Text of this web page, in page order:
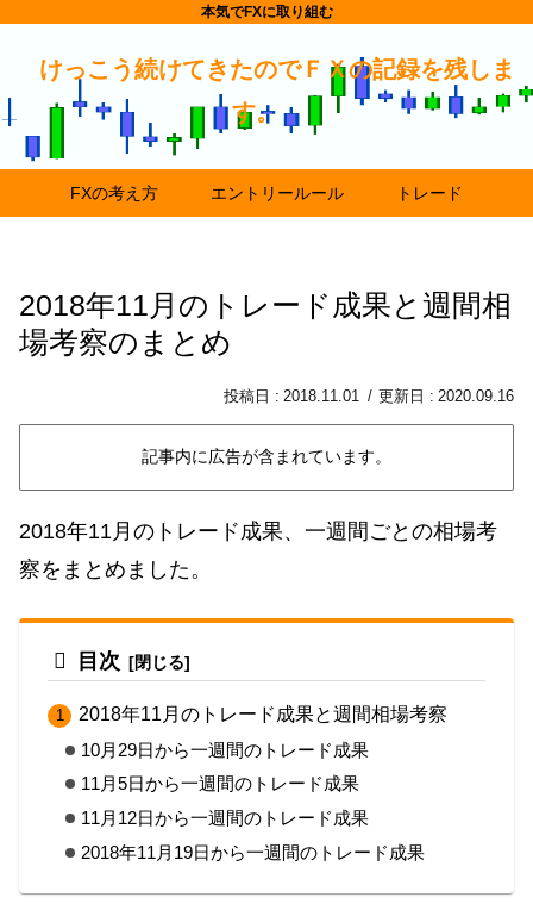
本気でFXに取り組む
けっこう続けてきたのでＦＸの記録を残しま
す。
FXの考え方 エントリールール トレード
2018年11月のトレード成果と週間相
場考察のまとめ
2018.11.01 2020.09.16
記事内に広告が含まれています。
2018年11月のトレード成果、一週間ごとの相場考
察をまとめました。
目次
2018年11月のトレード成果と週間相場考察
10月29日から一週間のトレード成果
11月5日から一週間のトレード成果
11月12日から一週間のトレード成果
2018年11月19日から一週間のトレード成果